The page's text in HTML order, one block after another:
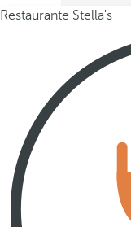
Restaurante Stella's